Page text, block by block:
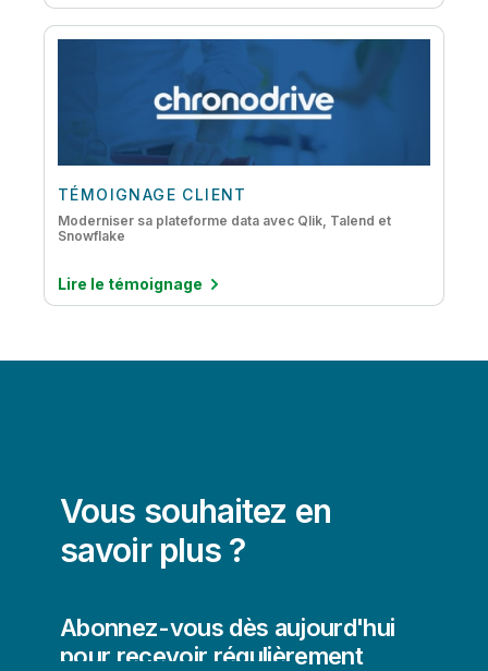
TÉMOIGNAGE CLIENT
Moderniser sa plateforme data avec Qlik, Talend et
Snowflake
Lire le témoignage
Vous souhaitez en
savoir plus ?
Abonnez-vous dès aujourd'hui
pour recevoir régulièrement